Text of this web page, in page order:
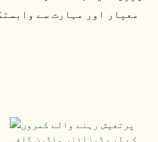
معیار اور مہارت سے